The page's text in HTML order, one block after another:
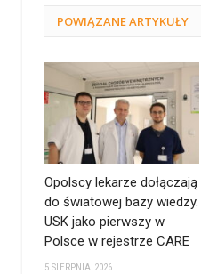
POWIĄZANEARTYKUŁY
Opolscy lekarze dołączają
do światowej bazy wiedzy.
USK jako pierwszy w
Polsce w rejestrze CARE
5 SIERPNIA 2026